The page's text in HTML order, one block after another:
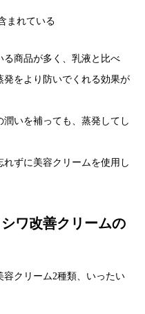
まれている
る商品が多く、乳液と比べ
をより防いでくれる効果が
いを補っても、蒸発してし
ずに美容クリームを使用し
ワ改善クリームの
クリーム2種類、いったい